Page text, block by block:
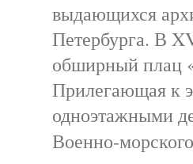
выдающихся
Петербурга. В
обширный плац
Прилегающая к
одноэтажными
Военно-